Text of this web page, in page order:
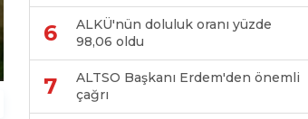
6
ALKÜ'nün doluluk oranı yüzde
98,06 oldu
7
ALTSO Başkanı Erdem'den önemli
çağrı